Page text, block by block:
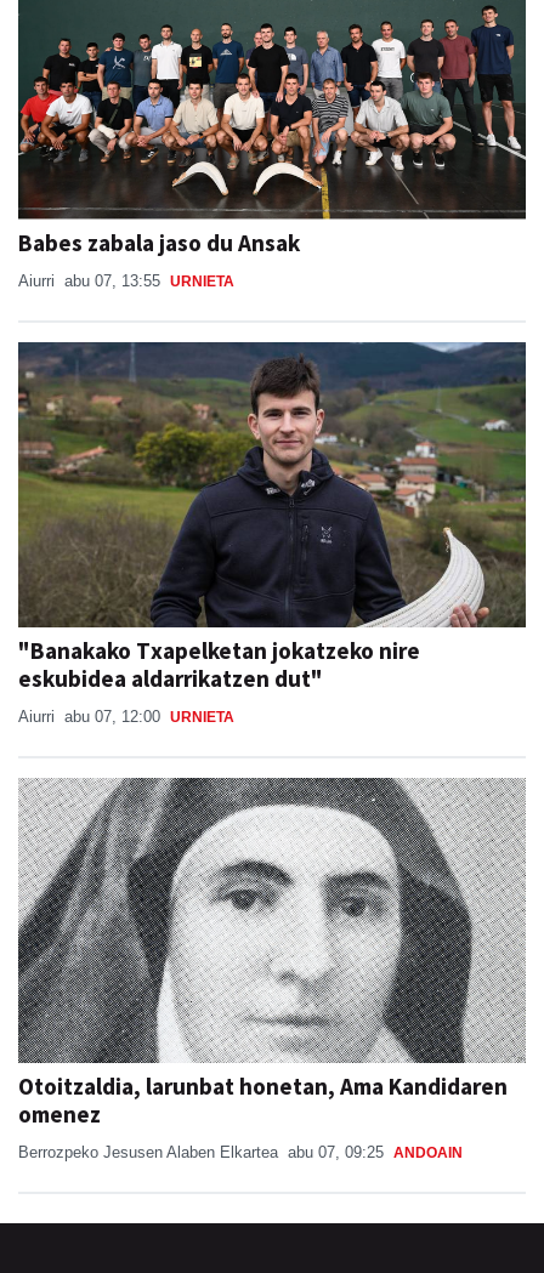
Babes zabala jaso du Ansak
Aiurri abu 07, 13:55 URNIETA
"Banakako Txapelketan jokatzeko nire
eskubidea aldarrikatzen dut"
Aiurri abu 07, 12:00 URNIETA
Otoitzaldia, larunbat honetan, Ama Kandidaren
omenez
Berrozpeko Jesusen Alaben Elkartea abu 07, 09:25 ANDOAIN